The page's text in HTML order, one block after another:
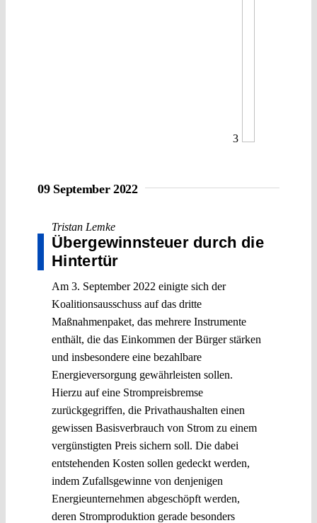
3
09 September 2022
Tristan Lemke
Übergewinnsteuer durch die
Hintertür
Am 3. September 2022 einigte sich der
Koalitionsausschuss auf das dritte
Maßnahmenpaket, das mehrere Instrumente
enthält, die das Einkommen der Bürger stärken
und insbesondere eine bezahlbare
Energieversorgung gewährleisten sollen.
Hierzu auf eine Strompreisbremse
zurückgegriffen, die Privathaushalten einen
gewissen Basisverbrauch von Strom zu einem
vergünstigten Preis sichern soll. Die dabei
entstehenden Kosten sollen gedeckt werden,
indem Zufallsgewinne von denjenigen
Energieunternehmen abgeschöpft werden,
deren Stromproduktion gerade besonders